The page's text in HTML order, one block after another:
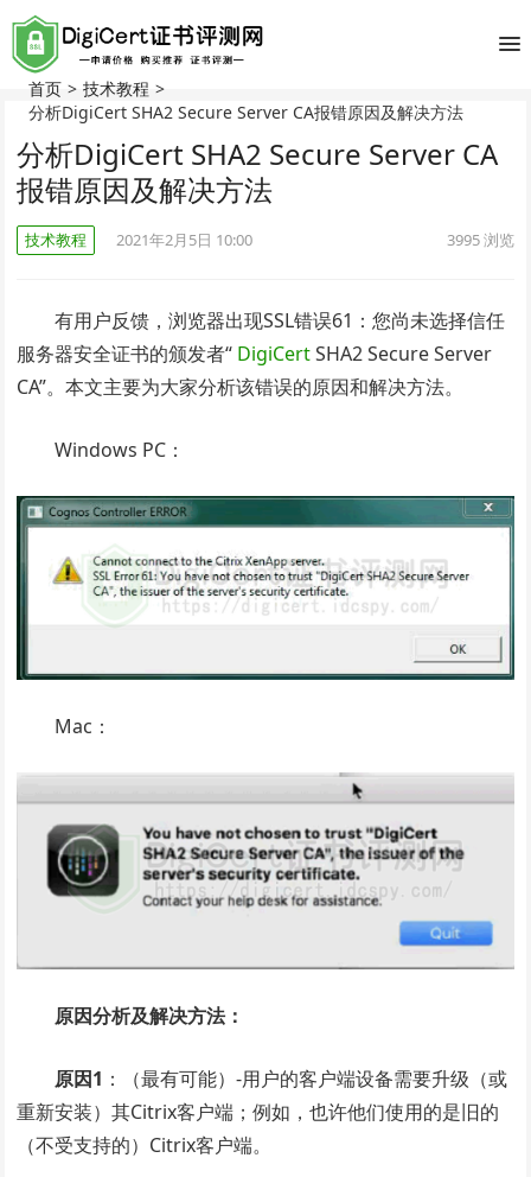
首页 > 技术教程 >
分析DigiCert SHA2 Secure Server CA报错原因及解决方法
分析DigiCert SHA2 Secure Server CA
报错原因及解决方法
技术教程 2021年2月5日 10:00 3995浏览
有用户反馈，浏览器出现SSL错误61：您尚未选择信任
服务器安全证书的颁发者“ DigiCertSHA2 Secure Server
CA”。本文主要为大家分析该错误的原因和解决方法。
Windows PC：
Mac：
原因分析及解决方法：
原因1 ：（最有可能）-用户的客户端设备需要升级（或
重新安装）其Citrix客户端；例如，也许他们使用的是旧的
（不受支持的）Citrix客户端。